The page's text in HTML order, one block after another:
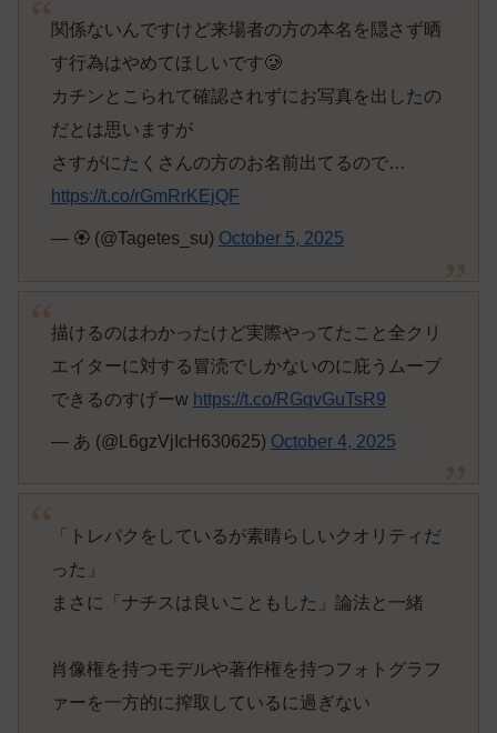
関係ないんですけど来場者の方の本名を隠さず晒
す行為はやめてほしいです🥲
カチンとこられて確認されずにお写真を出したの
だとは思いますが
さすがにたくさんの方のお名前出てるので…
https://t.co/rGmRrKEjQF
— 🏵 (@Tagetes_su) October 5, 2025
描けるのはわかったけど実際やってたこと全クリ
エイターに対する冒涜でしかないのに庇うムーブ
できるのすげーw https://t.co/RGqvGuTsR9
— あ (@L6gzVjIcH630625) October 4, 2025
「トレパクをしているが素晴らしいクオリティだ
った」
まさに「ナチスは良いこともした」論法と一緒
肖像権を持つモデルや著作権を持つフォトグラフ
ァーを一方的に搾取しているに過ぎない